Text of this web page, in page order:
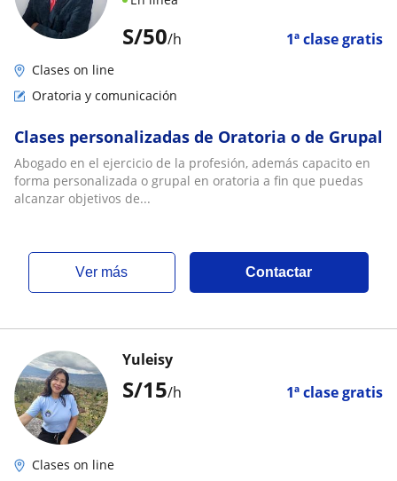
S/50/h 1ª clase gratis
Clases on line
Oratoria y comunicación
Clases personalizadas de Oratoria o de Grupal
Abogado en el ejercicio de la profesión, además capacito en
forma personalizada o grupal en oratoria a fin que puedas
alcanzar objetivos de...
ver más Contactar
S/15/h 1ª clase gratis
Yuleisy
Clases on line